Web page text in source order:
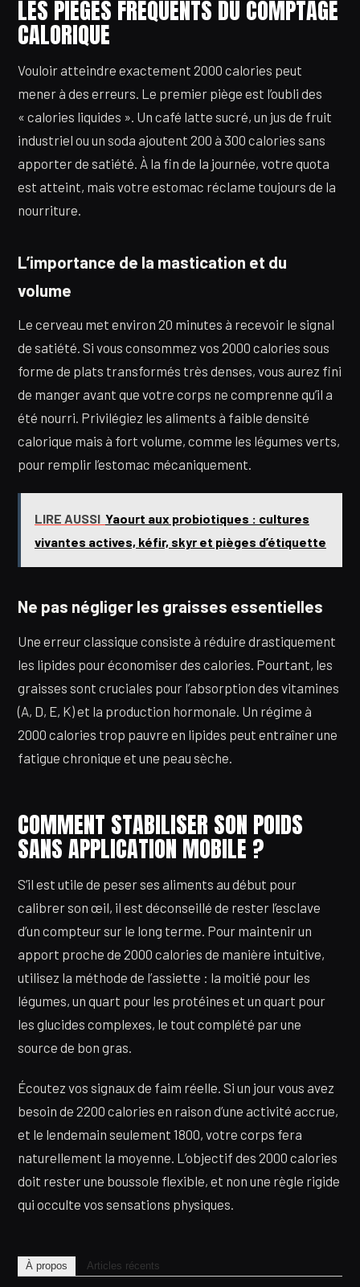
LES PIÈGES FRÉQUENTS DU COMPTAGE
CALORIQUE
Vouloir atteindre exactement 2000 calories peut
mener à des erreurs. Le premier piège est l’oubli des
« calories liquides ». Un café latte sucré, un jus de fruit
industriel ou un soda ajoutent 200 à 300 calories sans
apporter de satiété. À la fin de la journée, votre quota
est atteint, mais votre estomac réclame toujours de la
nourriture.
L’importance de la mastication et du
volume
Le cerveau met environ 20 minutes à recevoir le signal
de satiété. Si vous consommez vos 2000 calories sous
forme de plats transformés très denses, vous aurez fini
de manger avant que votre corps ne comprenne qu’il a
été nourri. Privilégiez les aliments à faible densité
calorique mais à fort volume, comme les légumes verts,
pour remplir l’estomac mécaniquement.
LIRE AUSSI Yaourt aux probiotiques : cultures
vivantes actives, kéfir, skyr et pièges d’étiquette
Ne pas négliger les graisses essentielles
Une erreur classique consiste à réduire drastiquement
les lipides pour économiser des calories. Pourtant, les
graisses sont cruciales pour l’absorption des vitamines
(A, D, E, K) et la production hormonale. Un régime à
2000 calories trop pauvre en lipides peut entraîner une
fatigue chronique et une peau sèche.
COMMENT STABILISER SON POIDS
SANS APPLICATION MOBILE ?
S’il est utile de peser ses aliments au début pour
calibrer son œil, il est déconseillé de rester l’esclave
d’un compteur sur le long terme. Pour maintenir un
apport proche de 2000 calories de manière intuitive,
utilisez la méthode de l’assiette : la moitié pour les
légumes, un quart pour les protéines et un quart pour
les glucides complexes, le tout complété par une
source de bon gras.
Écoutez vos signaux de faim réelle. Si un jour vous avez
besoin de 2200 calories en raison d’une activité accrue,
et le lendemain seulement 1800, votre corps fera
naturellement la moyenne. L’objectif des 2000 calories
doit rester une boussole flexible, et non une règle rigide
qui occulte vos sensations physiques.
À propos Articles récents